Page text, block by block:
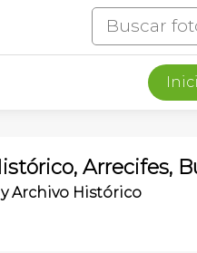
Arrecifes,
Archivo Histórico